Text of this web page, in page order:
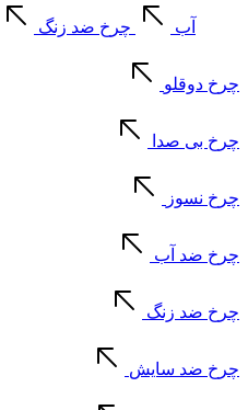
آب چرخ ضد زنگ
چرخ دوقلو
چرخ بی صدا
چرخ نسوز
چرخ ضد آب
چرخ ضد زنگ
چرخ ضد سایش